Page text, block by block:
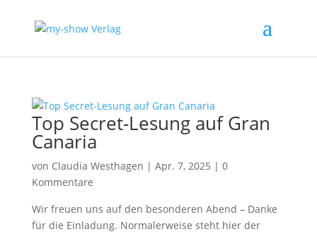
Top Secret-Lesung auf Gran
Canaria
von Claudia Westhagen | Apr. 7, 2025 | 0
Kommentare
Wir freuen uns auf den besonderen Abend – Danke
für die Einladung. Normalerweise steht hier der